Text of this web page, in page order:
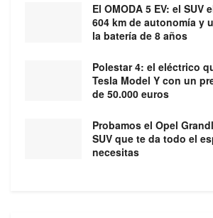
El OMODA 5 EV: el SUV
604 km de autonomía y
la batería de 8 años
Polestar 4: el eléctrico
Tesla Model Y con un
de 50.000 euros
Probamos el Opel
SUV que te da todo el
necesitas